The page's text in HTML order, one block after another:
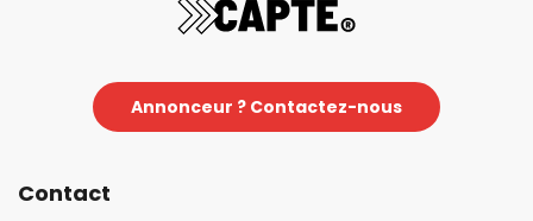
Annonceur ? Contactez-nous
Contact